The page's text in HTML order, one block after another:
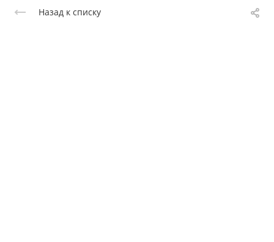
Назад к списку